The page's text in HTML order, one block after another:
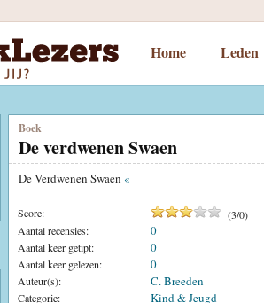
Home Leden
Boek
De verdwenen Swaen
De Verdwenen Swaen «
Score: (3/0)
Aantal recensies:
0
Aantal keer getipt: 0
Aantal keer gelezen: 0
Auteur(s): C. Breeden
Categorie: Kind & Jeugd